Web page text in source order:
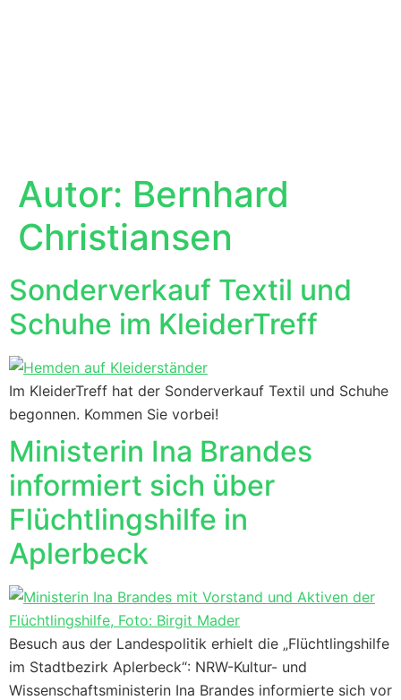
Autor: Bernhard
Christiansen
Sonderverkauf Textil und
Schuhe im KleiderTreff
Im KleiderTreff hat der Sonderverkauf Textil und Schuhe
begonnen. Kommen Sie vorbei!
Ministerin Ina Brandes
informiert sich über
Flüchtlingshilfe in
Aplerbeck
Besuch aus der Landespolitik erhielt die „Flüchtlingshilfe
im Stadtbezirk Aplerbeck“: NRW-Kultur- und
Wissenschaftsministerin Ina Brandes informierte sich vor